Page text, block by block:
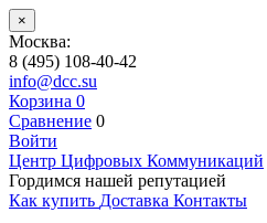
×
Москва:
8 (495) 108-40-42
info@dcc.su
Корзина 0
Сравнение 0
Войти
Центр Цифровых Коммуникаций
Гордимся нашей репутацией
Как купить Доставка Контакты